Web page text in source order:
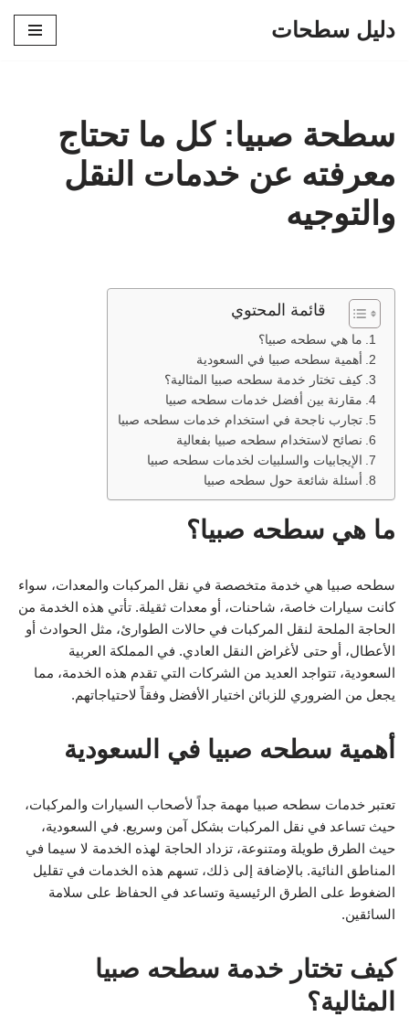
دليل سطحات
سطحة صبيا: كل ما تحتاج
معرفته عن خدمات النقل
والتوجيه
قائمة المحتوي
ما هي سطحه صبيا؟
أهمية سطحه صبيا في السعودية
كيف تختار خدمة سطحه صبيا المثالية؟
مقارنة بين أفضل خدمات سطحه صبيا
تجارب ناجحة في استخدام خدمات سطحه صبيا
نصائح لاستخدام سطحه صبيا بفعالية
الإيجابيات والسلبيات لخدمات سطحه صبيا
أسئلة شائعة حول سطحه صبيا
ما هي سطحه صبيا؟
سطحه صبيا هي خدمة متخصصة في نقل المركبات والمعدات، سواء
كانت سيارات خاصة، شاحنات، أو معدات ثقيلة. تأتي هذه الخدمة من
الحاجة الملحة لنقل المركبات في حالات الطوارئ، مثل الحوادث أو
الأعطال، أو حتى لأغراض النقل العادي. في المملكة العربية
السعودية، تتواجد العديد من الشركات التي تقدم هذه الخدمة، مما
يجعل من الضروري للزبائن اختيار الأفضل وفقاً لاحتياجاتهم.
أهمية سطحه صبيا في السعودية
تعتبر خدمات سطحه صبيا مهمة جداً لأصحاب السيارات والمركبات،
حيث تساعد في نقل المركبات بشكل آمن وسريع. في السعودية،
حيث الطرق طويلة ومتنوعة، تزداد الحاجة لهذه الخدمة لا سيما في
المناطق النائية. بالإضافة إلى ذلك، تسهم هذه الخدمات في تقليل
الضغوط على الطرق الرئيسية وتساعد في الحفاظ على سلامة
السائقين.
كيف تختار خدمة سطحه صبيا
المثالية؟